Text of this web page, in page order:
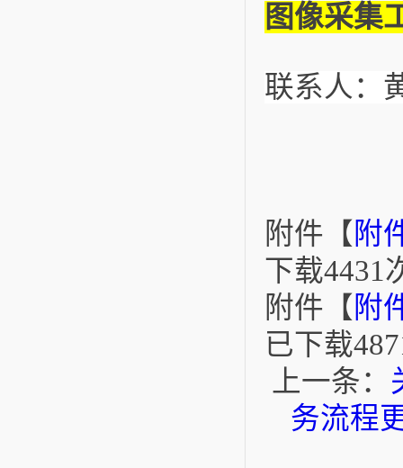
图像采集
联系人：
附件【 附
下载4431
附件【 附
已下载
上一条：
务流程